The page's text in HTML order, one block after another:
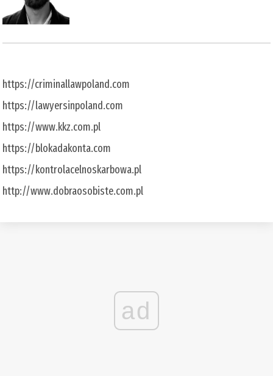
https://criminallawpoland.com
https://lawyersinpoland.com
https://www.kkz.com.pl
https://blokadakonta.com
https://kontrolacelnoskarbowa.pl
http://www.dobraosobiste.com.pl
ad